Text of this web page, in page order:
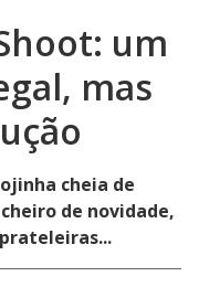
um
mas
cheia de
de novidade,